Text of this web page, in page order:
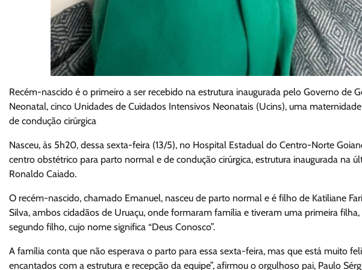
Recém-nascido é o primeiro a ser recebido na estrutura inaugurada pelo Governo de
Neonatal, cinco Unidades de Cuidados Intensivos Neonatais (Ucins), uma
de condução cirúrgica
Nasceu, às 5h20, dessa sexta-feira (13/5), no Hospital Estadual do Centro-Norte
centro obstétrico para parto normal e de condução cirúrgica, estrutura inaugurada na
Ronaldo Caiado.
O recém-nascido, chamado Emanuel, nasceu de parto normal e é filho de Katiliane
Silva, ambos cidadãos de Uruaçu, onde formaram família e tiveram uma primeira
segundo filho, cujo nome significa “Deus Conosco”.
A família conta que não esperava o parto para essa sexta-feira, mas que está muito
encantados com a estrutura e recepção da equipe”, afirmou o orgulhoso pai, Paulo